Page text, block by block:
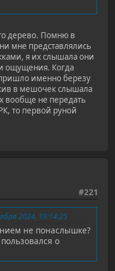
дерево. Помню в
мне представлялись
я их слышала они
ощущения. Когда
именно березу
в мешочек слышала
вообще не передать
то первой руной
#221
2024, 19:14:25
не понаслышке?
о